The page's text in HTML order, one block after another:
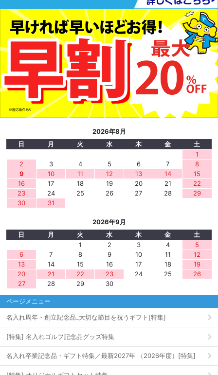
2026年8月
日
月 火 水 木 金
土
1
2
3 4 5 6 7
8
9
10 11 12 13 14
15
16
17 18 19 20 21
22
23
24 25 26 27 28
29
30
31
2026年9月
日
月 火 水 木 金
土
1
2 3 4
5
6
7 8 9 10 11
12
13
14 15 16 17 18
19
20
21 22 23 24 25
26
27
28 29 30
ページメニュー
名入れ周年・創立記念品_大切な節目を祝うギフト[特集]
[特集] 名入れゴルフ記念品グッズ特集
名入れ卒業記念品・ギフト特集／最新2027年 （2026年度）[特集]